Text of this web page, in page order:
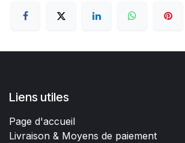
Liens utiles
Page d'accueil
Livraison & Moyens de paiement